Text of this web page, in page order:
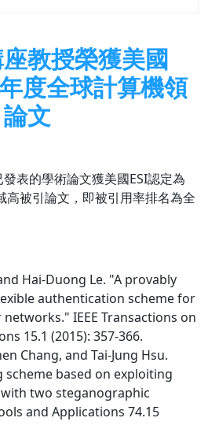
教授榮獲美國
度全球計算機領
文
表的學術論文獲美國ESI認定為
高被引論文，即被引用率排名為全
Hai-Duong Le. "A provably
authentication scheme for
IEEE Transactions on
15.1 (2015): 357-366.
Chang, and Tai-Jung Hsu.
scheme based on exploiting
two steganographic
and Applications 74.15